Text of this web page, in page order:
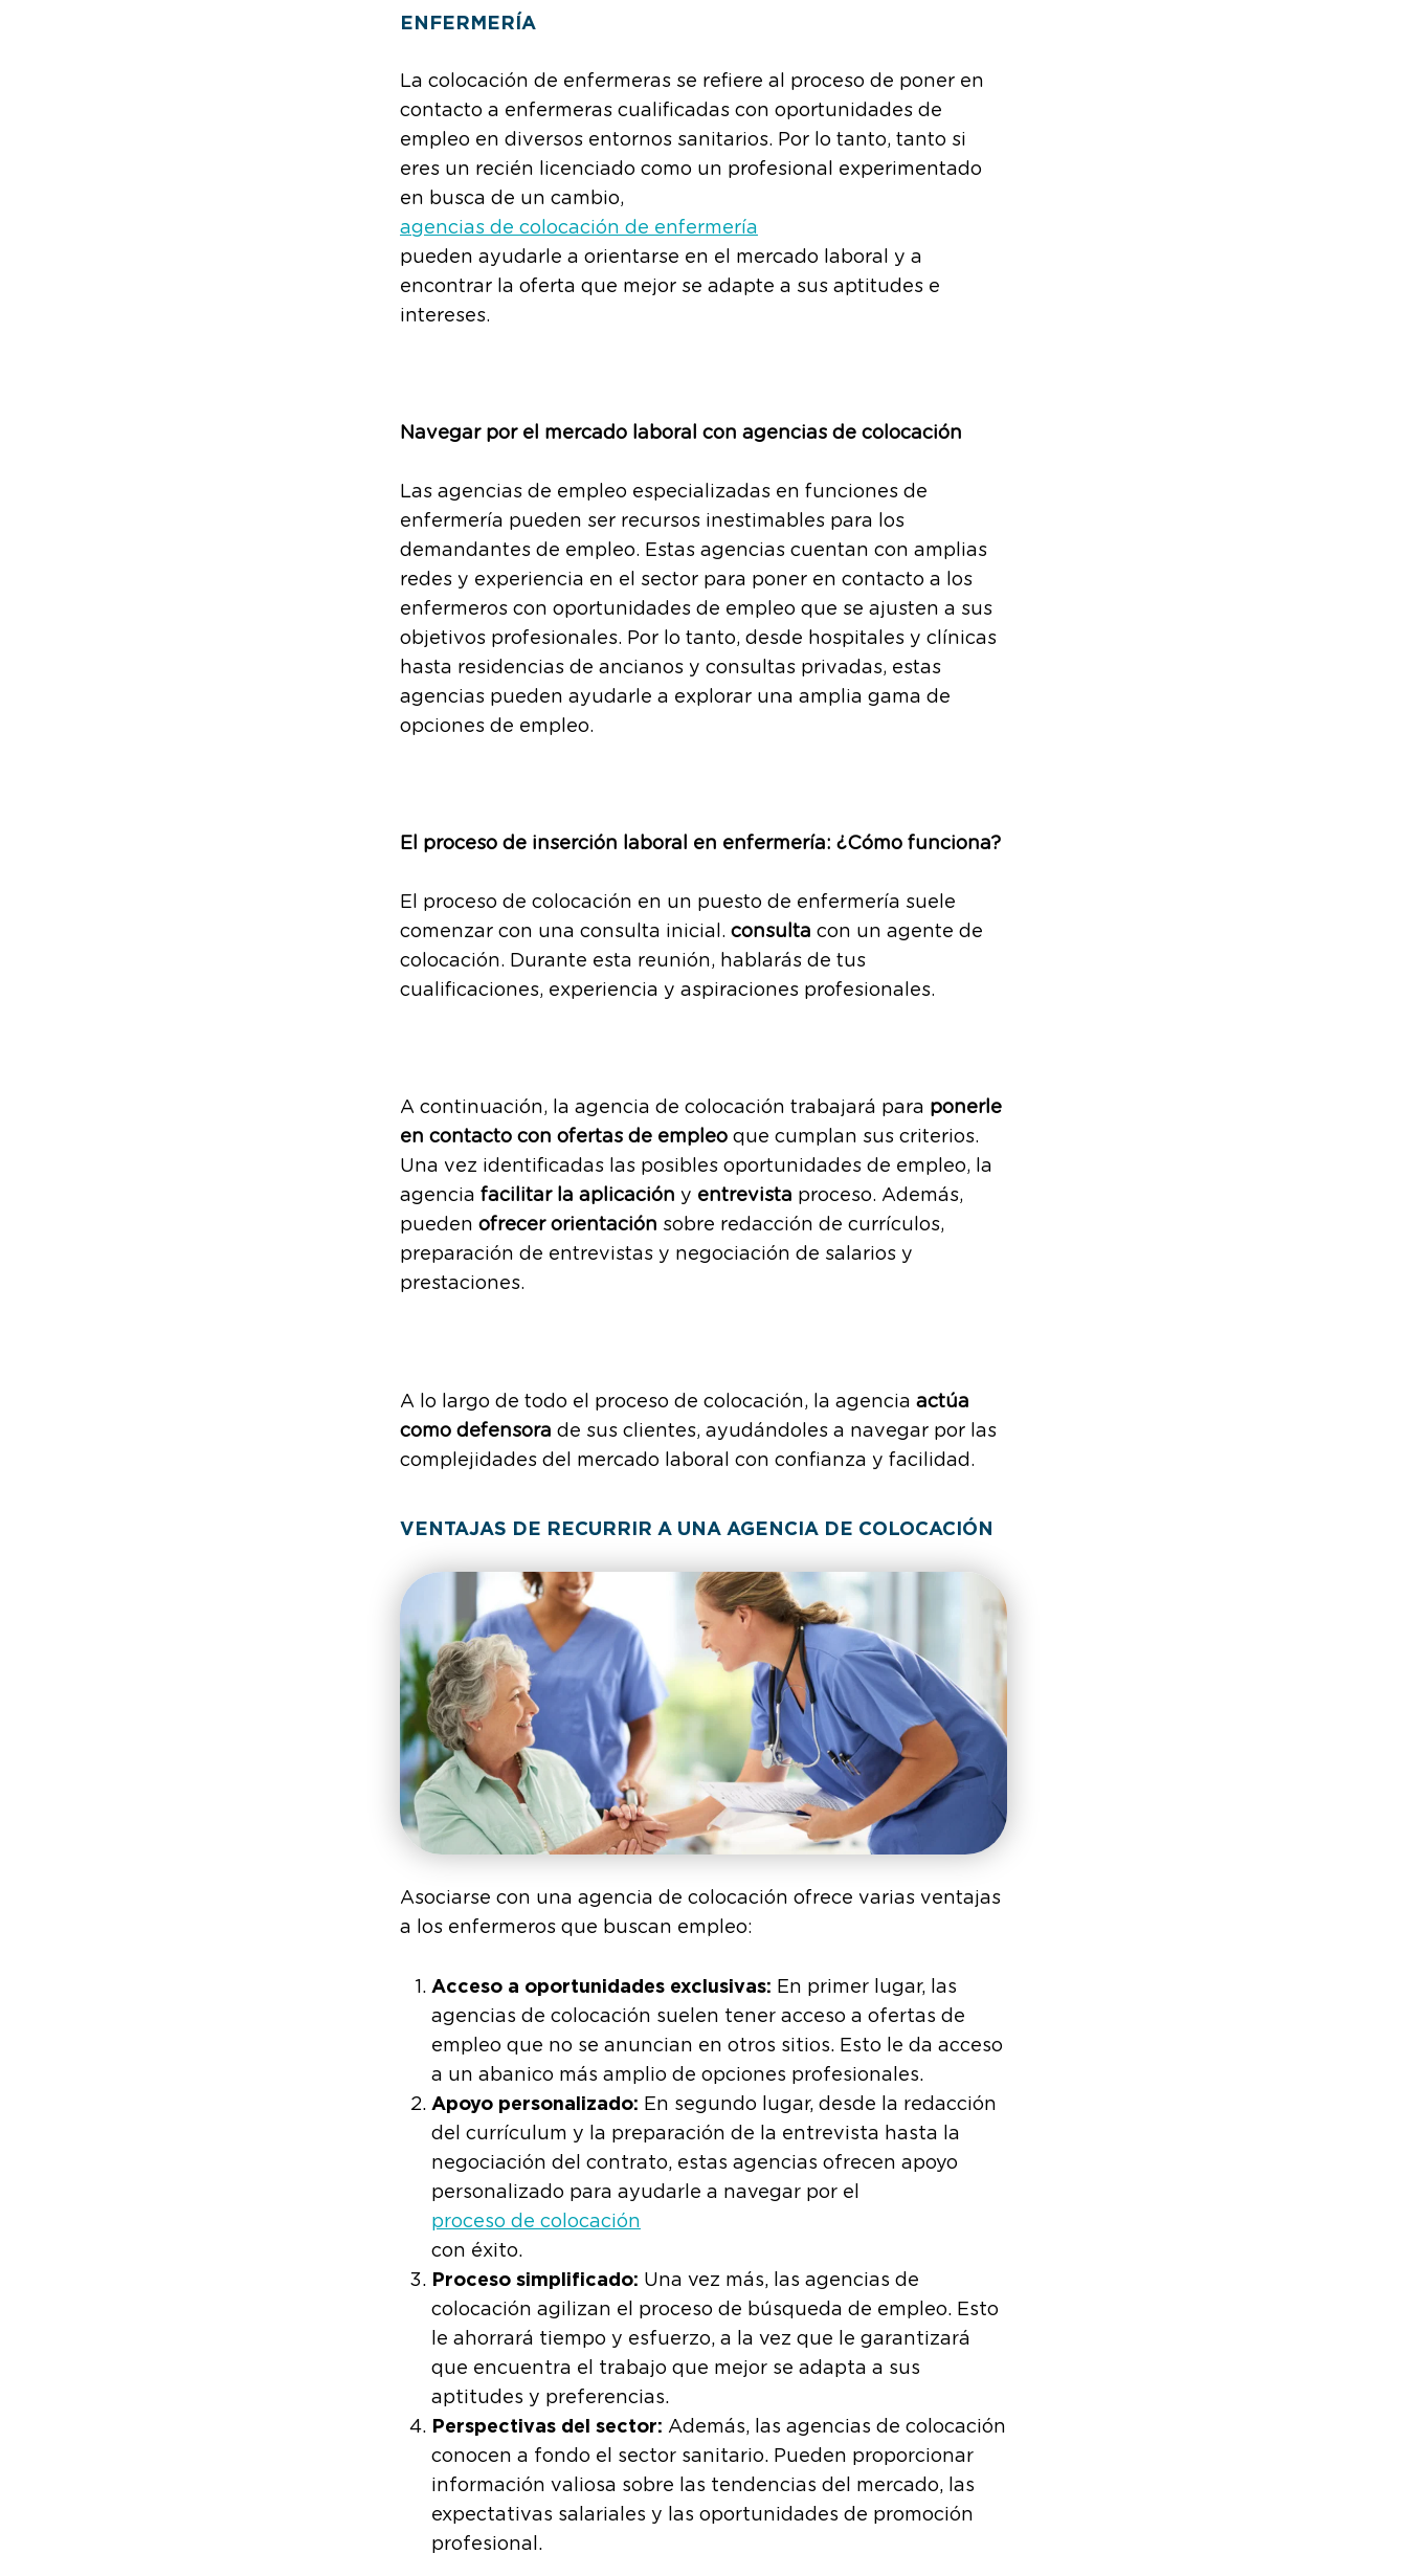
ENFERMERÍA
La colocación de enfermeras se refiere al proceso de poner en
contacto a enfermeras cualificadas con oportunidades de
empleo en diversos entornos sanitarios. Por lo tanto, tanto si
eres un recién licenciado como un profesional experimentado
en busca de un cambio,
agencias de colocación de enfermería
pueden ayudarle a orientarse en el mercado laboral y a
encontrar la oferta que mejor se adapte a sus aptitudes e
intereses.
Navegar por el mercado laboral con agencias de colocación
Las agencias de empleo especializadas en funciones de
enfermería pueden ser recursos inestimables para los
demandantes de empleo. Estas agencias cuentan con amplias
redes y experiencia en el sector para poner en contacto a los
enfermeros con oportunidades de empleo que se ajusten a sus
objetivos profesionales. Por lo tanto, desde hospitales y clínicas
hasta residencias de ancianos y consultas privadas, estas
agencias pueden ayudarle a explorar una amplia gama de
opciones de empleo.
El proceso de inserción laboral en enfermería: ¿Cómo funciona?
El proceso de colocación en un puesto de enfermería suele
comenzar con una consulta inicial. consulta con un agente de
colocación. Durante esta reunión, hablarás de tus
cualificaciones, experiencia y aspiraciones profesionales.
A continuación, la agencia de colocación trabajará para ponerle
en contacto con ofertas de empleo que cumplan sus criterios.
Una vez identificadas las posibles oportunidades de empleo, la
agencia facilitar la aplicación y entrevista proceso. Además,
pueden ofrecer orientación sobre redacción de currículos,
preparación de entrevistas y negociación de salarios y
prestaciones.
A lo largo de todo el proceso de colocación, la agencia actúa
como defensora de sus clientes, ayudándoles a navegar por las
complejidades del mercado laboral con confianza y facilidad.
VENTAJAS DE RECURRIR A UNA AGENCIA DE COLOCACIÓN
Asociarse con una agencia de colocación ofrece varias ventajas
a los enfermeros que buscan empleo:
Acceso a oportunidades exclusivas: En primer lugar, las
agencias de colocación suelen tener acceso a ofertas de
empleo que no se anuncian en otros sitios. Esto le da acceso
a un abanico más amplio de opciones profesionales.
Apoyo personalizado: En segundo lugar, desde la redacción
del currículum y la preparación de la entrevista hasta la
negociación del contrato, estas agencias ofrecen apoyo
personalizado para ayudarle a navegar por el
proceso de colocación
con éxito.
Proceso simplificado: Una vez más, las agencias de
colocación agilizan el proceso de búsqueda de empleo. Esto
le ahorrará tiempo y esfuerzo, a la vez que le garantizará
que encuentra el trabajo que mejor se adapta a sus
aptitudes y preferencias.
Perspectivas del sector: Además, las agencias de colocación
conocen a fondo el sector sanitario. Pueden proporcionar
información valiosa sobre las tendencias del mercado, las
expectativas salariales y las oportunidades de promoción
profesional.